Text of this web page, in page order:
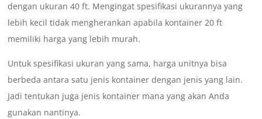
dengan ukuran 40 ft. Mengingat spesifikasi ukurannya yang
lebih kecil tidak mengherankan apabila kontainer 20 ft
memiliki harga yang lebih murah.
Untuk spesifikasi ukuran yang sama, harga unitnya bisa
berbeda antara satu jenis kontainer dengan jenis yang lain.
Jadi tentukan juga jenis kontainer mana yang akan Anda
gunakan nantinya.